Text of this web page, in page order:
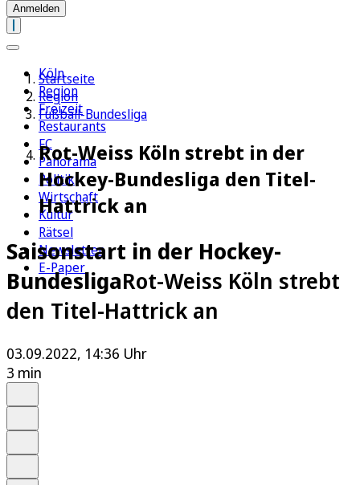
Anmelden
Köln
Region
Freizeit
Restaurants
FC
Panorama
Politik
Wirtschaft
Kultur
Rätsel
Newsletter
E-Paper
Startseite
Region
Fußball-Bundesliga
Rot-Weiss Köln strebt in der
Hockey-Bundesliga den Titel-
Hattrick an
Saisonstart in der Hockey-
BundesligaRot-Weiss Köln strebt
den Titel-Hattrick an
03.09.2022, 14:36 Uhr
3 min